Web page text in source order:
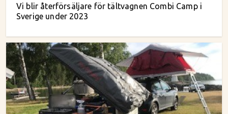
Vi blir återförsäljare för tältvagnen Combi Camp i
Sverige under 2023